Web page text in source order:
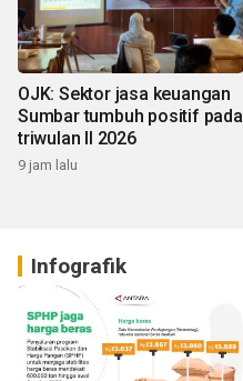
OJK: Sektor jasa keuangan
Sumbar tumbuh positif pada
triwulan II 2026
9 jam lalu
Infografik